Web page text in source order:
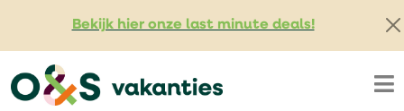
Bekijk hier onze last minute deals!